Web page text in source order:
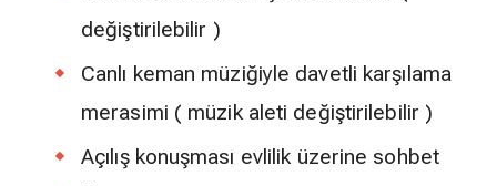
değiştirilebilir )
Canlı keman müziğiyle davetli karşılama
merasimi ( müzik aleti değiştirilebilir )
Açılış konuşması evlilik üzerine sohbet